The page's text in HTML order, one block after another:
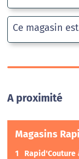
Ce magasin
A proximité
Magasins
1 Rapid'Couture